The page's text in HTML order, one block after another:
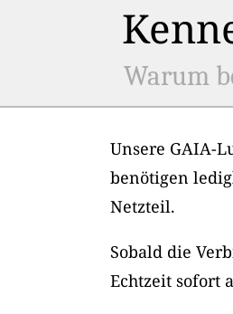
Warum
Unsere GAIA-
benötigen
Netzteil.
Sobald die
Echtzeit sofort